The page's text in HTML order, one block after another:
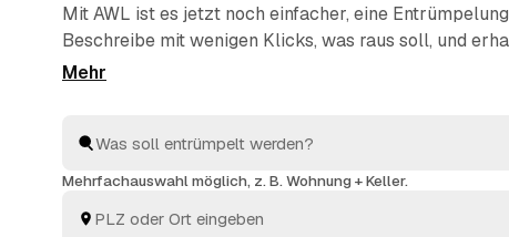
Mit AWL ist es jetzt noch einfacher, eine
Beschreibe mit wenigen Klicks, was raus soll, und
Festpreis-Angebote von geprüften Anbietern aus
deine nächste Entrümpelung zu organisieren.
Mehrfachauswahl möglich, z. B. Wohnung + Keller.